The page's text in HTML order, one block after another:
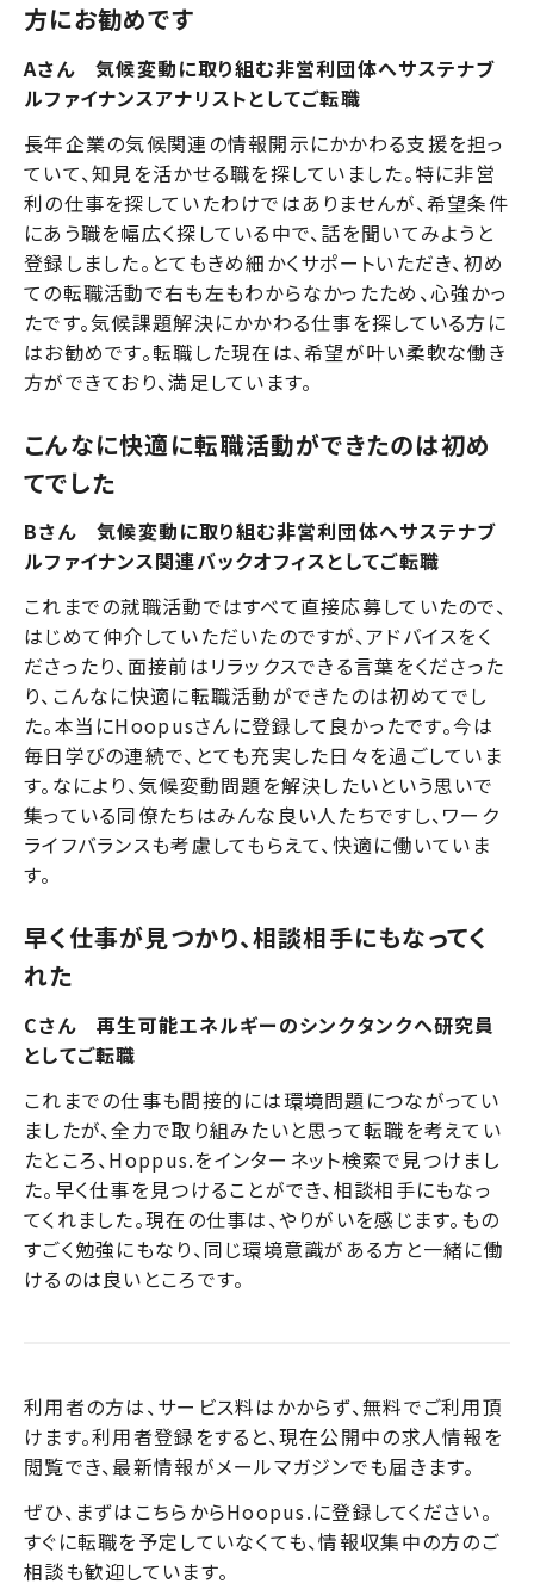
方にお勧めです
Aさん 気候変動に取り組む非営利団体へサステナブ
ルファイナンスアナリストとしてご転職
長年企業の気候関連の情報開示にかかわる支援を担っ
ていて、知見を活かせる職を探していました。特に非営
利の仕事を探していたわけではありませんが、希望条件
にあう職を幅広く探している中で、話を聞いてみようと
登録しました。とてもきめ細かくサポートいただき、初め
ての転職活動で右も左もわからなかったため、心強かっ
たです。気候課題解決にかかわる仕事を探している方に
はお勧めです。転職した現在は、希望が叶い柔軟な働き
方ができており、満足しています。
こんなに快適に転職活動ができたのは初め
てでした
Bさん 気候変動に取り組む非営利団体へサステナブ
ルファイナンス関連バックオフィスとしてご転職
これまでの就職活動ではすべて直接応募していたので、
はじめて仲介していただいたのですが、アドバイスをく
ださったり、面接前はリラックスできる言葉をくださった
り、こんなに快適に転職活動ができたのは初めてでし
た。本当にHoopusさんに登録して良かったです。今は
毎日学びの連続で、とても充実した日々を過ごしていま
す。なにより、気候変動問題を解決したいという思いで
集っている同僚たちはみんな良い人たちですし、ワーク
ライフバランスも考慮してもらえて、快適に働いていま
す。
早く仕事が見つかり、相談相手にもなってく
れた
Cさん 再生可能エネルギーのシンクタンクへ研究員
としてご転職
これまでの仕事も間接的には環境問題につながってい
ましたが、全力で取り組みたいと思って転職を考えてい
たところ、Hoppus.をインターネット検索で見つけまし
た。早く仕事を見つけることができ、相談相手にもなっ
てくれました。現在の仕事は、やりがいを感じます。もの
すごく勉強にもなり、同じ環境意識がある方と一緒に働
けるのは良いところです。
利用者の方は、サービス料はかからず、無料でご利用頂
けます。利用者登録をすると、現在公開中の求人情報を
閲覧でき、最新情報がメールマガジンでも届きます。
ぜひ、まずはこちらからHoopus.に登録してください。
すぐに転職を予定していなくても、情報収集中の方のご
相談も歓迎しています。